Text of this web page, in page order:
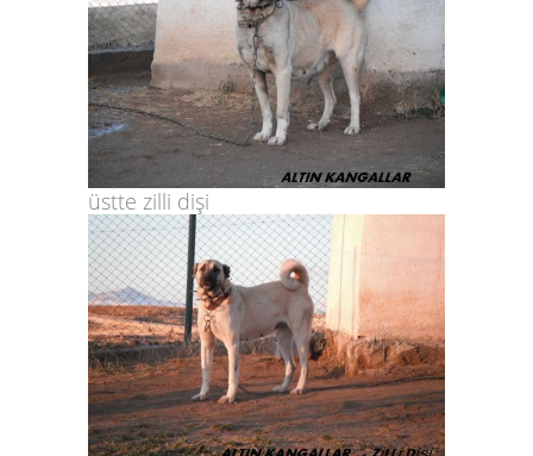
üstte zilli dişi